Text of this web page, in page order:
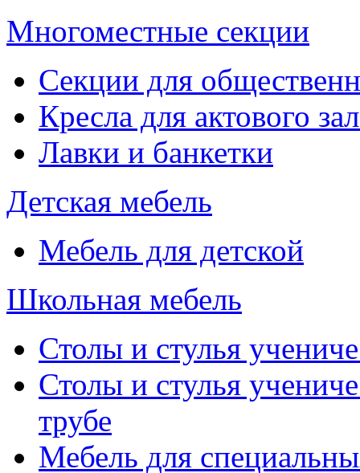
Многоместные секции
Секции для
Кресла для актового
Лавки и банкетки
Детская мебель
Мебель для детской
Школьная мебель
Столы и стулья
Столы и стулья
трубе
Мебель для